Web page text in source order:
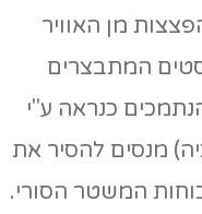
מן האוויר
המתבצרים
כנראה ע"י
מנסים להסיר את
המשטר הסורי.